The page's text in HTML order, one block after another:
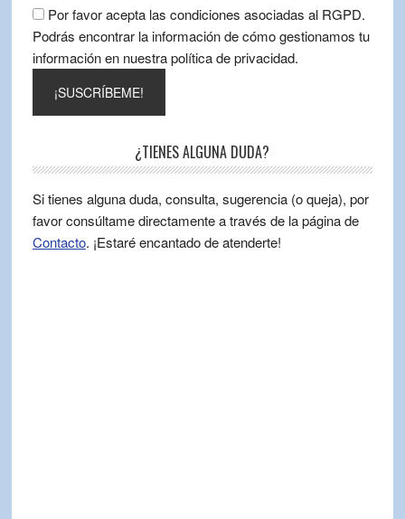
Por favor acepta las condiciones asociadas al RGPD.
Podrás encontrar la información de cómo gestionamos tu
información en nuestra política de privacidad.
¿TIENES ALGUNA DUDA?
Si tienes alguna duda, consulta, sugerencia (o queja), por
favor consúltame directamente a través de la página de
Contacto. ¡Estaré encantado de atenderte!